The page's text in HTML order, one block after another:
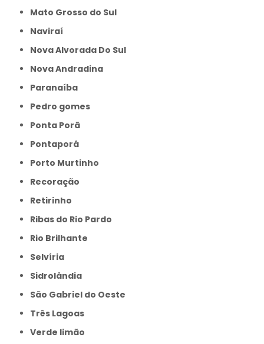
Mato Grosso do Sul
Naviraí
Nova Alvorada Do Sul
Nova Andradina
Paranaíba
Pedro gomes
Ponta Porã
Pontaporâ
Porto Murtinho
Recoração
Retirinho
Ribas do Rio Pardo
Rio Brilhante
Selvíria
Sidrolândia
São Gabriel do Oeste
Três Lagoas
Verde limão